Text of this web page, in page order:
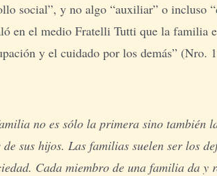
social”, y no algo “auxiliar” o incluso
en el medio Fratelli Tutti que la familia
y el cuidado por los demás” (Nro.
no es sólo la primera sino también
sus hijos. Las familias suelen ser los
Cada miembro de una familia da y